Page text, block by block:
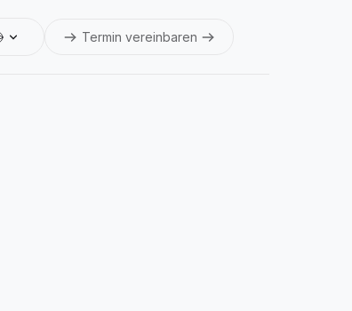
Termin vereinbaren